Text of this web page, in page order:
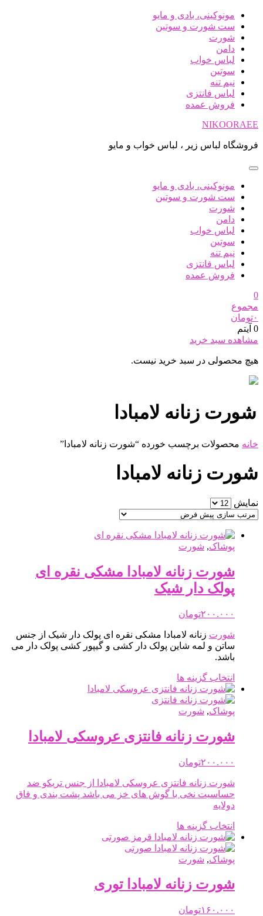
پرش
محتوا
مونوکینی، بادی و مایو
ست شورت و سوتین
شورت
دامن
لباس خواب
سوتین
نیم تنه
لباس فانتزی
فروش عمده
NIKOORAEE
فروشگاه لباس زیر ، لباس خواب و مایو
مونوکینی، بادی و مایو
ست شورت و سوتین
شورت
دامن
لباس خواب
سوتین
نیم تنه
لباس فانتزی
فروش عمده
0
مجموع
۰تومان
0 آیتم
مشاهده سبد خرید
هیچ محصولی در سبد خرید نیست.
شورت زنانه لامبادا
خانه محصولات برچسب خورده “شورت زنانه لامبادا”
شورت زنانه لامبادا
نمایش
پوشاک, شورت
شورت زنانه لامبادا مشکی نقره ای
پولک دار شیک
۲۰۰.۰۰۰تومان
شورت زنانه لامبادا مشکی نقره ای پولک دار شیک از جنس
ساتن و لمه شاین پولک دار کشی و گیپور کشی پولک دار می
باشد.
انتخاب گزینه ها
محصول
دارای
می
باشد.
است
در
انتخاب
شوند
پوشاک, شورت
شورت زنانه فانتزی عروسکی لامبادا
۲۰۰.۰۰۰تومان
شورت زنانه فانتزی عروسکی لامبادا از جنس تریکو ضد
حساسیت نخی با گوش های خز می باشد پشت بندی و فاق
دولایه
انتخاب گزینه ها
محصول
دارای
می
باشد.
پوشاک, شورت
شورت زنانه لامبادا توری
۱۶۰.۰۰۰تومان